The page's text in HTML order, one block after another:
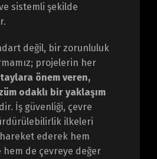
sistemli şekilde
değil, bir zorunluluk
projelerin her
önem veren,
odaklı bir yaklaşım
İş güvenliği, çevre
ilkeleri
ederek hem
de çevreye değer